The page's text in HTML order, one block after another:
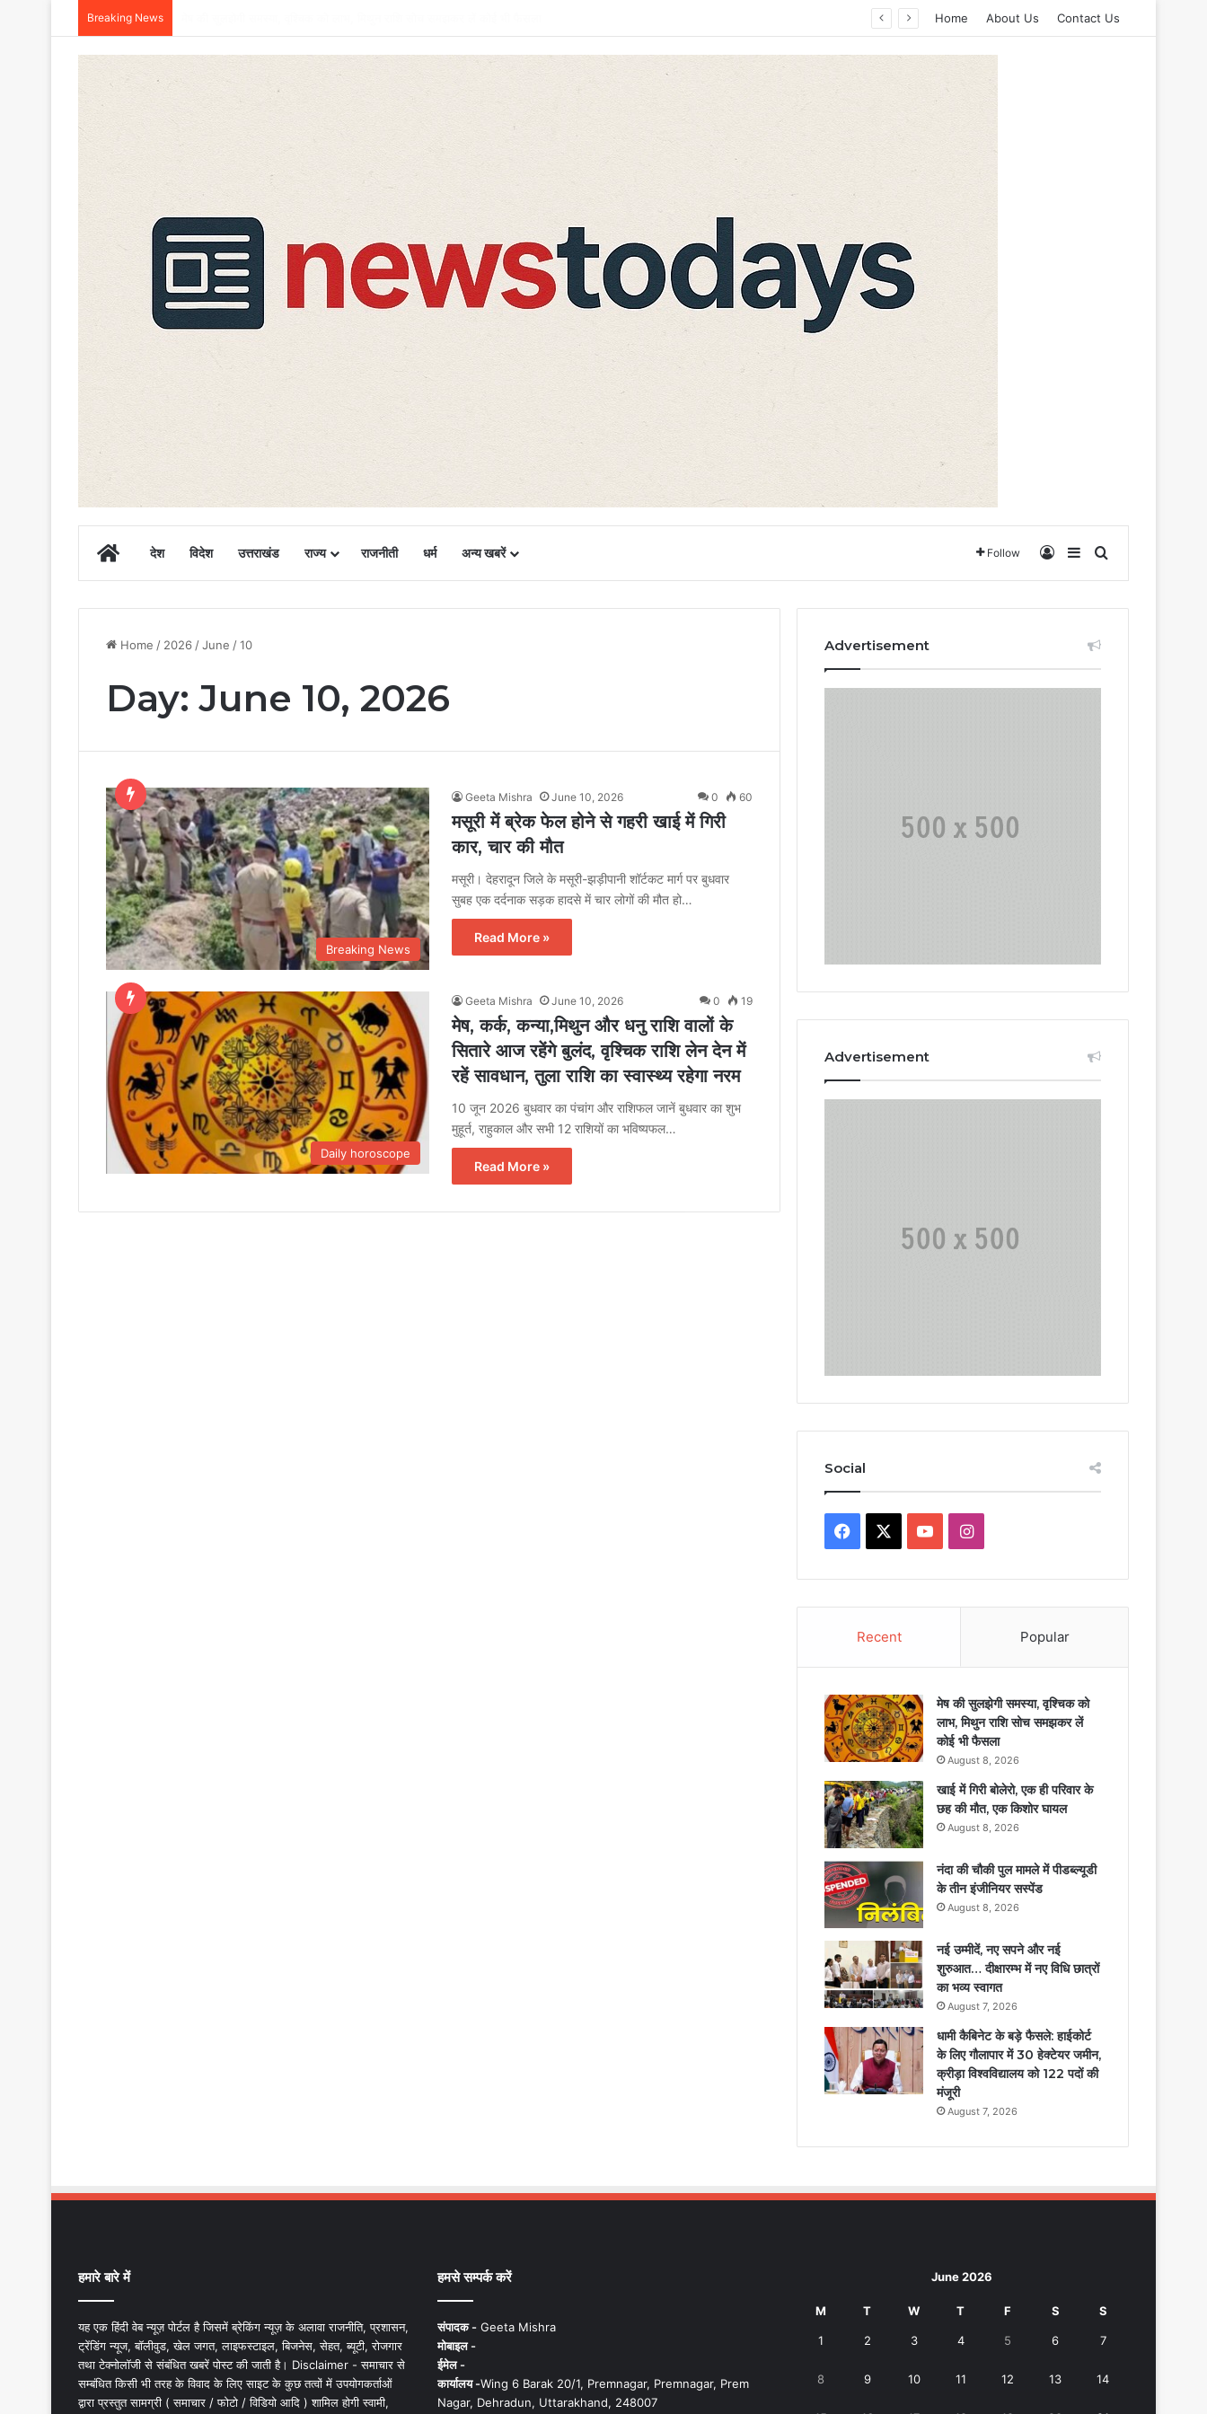
Breaking News Home About Us Contact Us
Homeदेश विदेश उत्तराखंड राज्य राजनीती धर्म अन्य खबरें Follow Log InSidebarSearch for
Home / 2026 /June /10
Day:June 10, 2026
Breaking News
Geeta Mishra June 10, 2026 0 60
मसूरी में ब्रेक फेल होने से गहरी खाई में गिरी
कार, चार की मौत
मसूरी। देहरादून जिले के मसूरी-झड़ीपानी शॉर्टकट मार्ग पर बुधवार
सुबह एक दर्दनाक सड़क हादसे में चार लोगों की मौत हो…
Read More »
Daily horoscope
Geeta Mishra June 10, 2026 0 19
मेष, कर्क, कन्या,मिथुन और धनु राशि वालों के
सितारे आज रहेंगे बुलंद, वृश्चिक राशि लेन देन में
रहें सावधान, तुला राशि का स्वास्थ्य रहेगा नरम
10 जून 2026 बुधवार का पंचांग और राशिफल जानें बुधवार का शुभ
मुहूर्त, राहुकाल और सभी 12 राशियों का भविष्यफल…
Read More »
Advertisement
Advertisement
Social
Facebook YouTubeInstagram
Recent Popular
मेष की सुलझेगी समस्या, वृश्चिक को
लाभ, मिथुन राशि सोच समझकर लें
कोई भी फैसला
August 8, 2026
खाई में गिरी बोलेरो, एक ही परिवार के
छह की मौत, एक किशोर घायल
August 8, 2026
नंदा की चौकी पुल मामले में पीडब्ल्यूडी
के तीन इंजीनियर सस्पेंड
August 8, 2026
नई उम्मीदें, नए सपने और नई
शुरुआत… दीक्षारम्भ में नए विधि छात्रों
का भव्य स्वागत
August 7, 2026
धामी कैबिनेट के बड़े फैसले: हाईकोर्ट
के लिए गौलापार में 30 हेक्टेयर जमीन,
क्रीड़ा विश्वविद्यालय को 122 पदों की
मंजूरी
August 7, 2026
हमारे बारे में
यह एक हिंदी वेब न्यूज़ पोर्टल है जिसमें ब्रेकिंग न्यूज़ के अलावा राजनीति, प्रशासन,
ट्रेंडिंग न्यूज, बॉलीवुड, खेल जगत, लाइफस्टाइल, बिजनेस, सेहत, ब्यूटी, रोजगार
तथा टेक्नोलॉजी से संबंधित खबरें पोस्ट की जाती है। Disclaimer - समाचार से
सम्बंधित किसी भी तरह के विवाद के लिए साइट के कुछ तत्वों में उपयोगकर्ताओं
द्वारा प्रस्तुत सामग्री ( समाचार / फोटो / विडियो आदि ) शामिल होगी स्वामी,
हमसे सम्पर्क करें
संपादक -Geeta Mishra
मोबाइल -
ईमेल -
कार्यालय -Wing 6 Barak 20/1, Premnagar, Premnagar, Prem
Nagar, Dehradun, Uttarakhand, 248007
June 2026
M T W T F S S
1 2 3 4 5 6 7
8 9 10 11 12 13 14